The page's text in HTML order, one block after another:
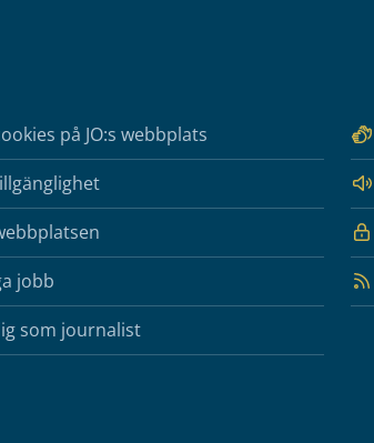
på JO:s webbplats
jobb
som journalist